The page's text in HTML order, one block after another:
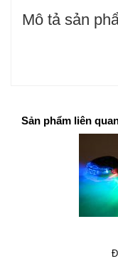
Mô tả sản
Sản phẩm liên